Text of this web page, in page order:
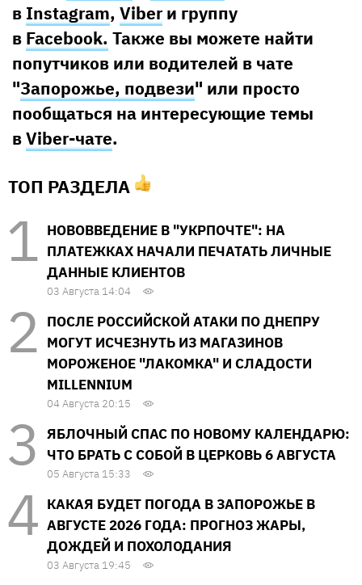
в Instagram, Viber и группу
в Facebook. Также вы можете найти
попутчиков или водителей в чате
"Запорожье, подвези" или просто
пообщаться на интересующие темы
вViber-чате.
ТОП РАЗДЕЛА
НОВОВВЕДЕНИЕ В "УКРПОЧТЕ": НА
ПЛАТЕЖКАХ НАЧАЛИ ПЕЧАТАТЬ ЛИЧНЫЕ
ДАННЫЕ КЛИЕНТОВ
03 Августа 14:04
ПОСЛЕ РОССИЙСКОЙ АТАКИ ПО ДНЕПРУ
МОГУТ ИСЧЕЗНУТЬ ИЗ МАГАЗИНОВ
МОРОЖЕНОЕ "ЛАКОМКА" И СЛАДОСТИ
MILLENNIUM
04 Августа 20:15
ЯБЛОЧНЫЙ СПАС ПО НОВОМУ КАЛЕНДАРЮ:
ЧТО БРАТЬ С СОБОЙ В ЦЕРКОВЬ 6 АВГУСТА
05 Августа 15:33
КАКАЯ БУДЕТ ПОГОДА В ЗАПОРОЖЬЕ В
АВГУСТЕ 2026 ГОДА: ПРОГНОЗ ЖАРЫ,
ДОЖДЕЙ И ПОХОЛОДАНИЯ
03 Августа 19:45